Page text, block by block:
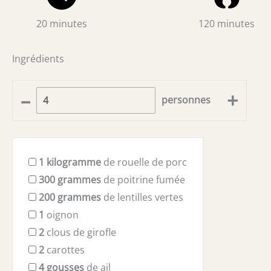
20 minutes 120 minutes
Ingrédients
– personnes +
1 kilogramme de rouelle de porc
300 grammes de poitrine fumée
200 grammes de lentilles vertes
1 oignon
2 clous de girofle
2 carottes
4 gousses de ail